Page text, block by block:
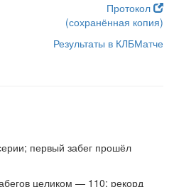
Протокол
(сохранённая копия)
Результаты в КЛБМатче
первый забег прошёл
целиком — 110; рекорд